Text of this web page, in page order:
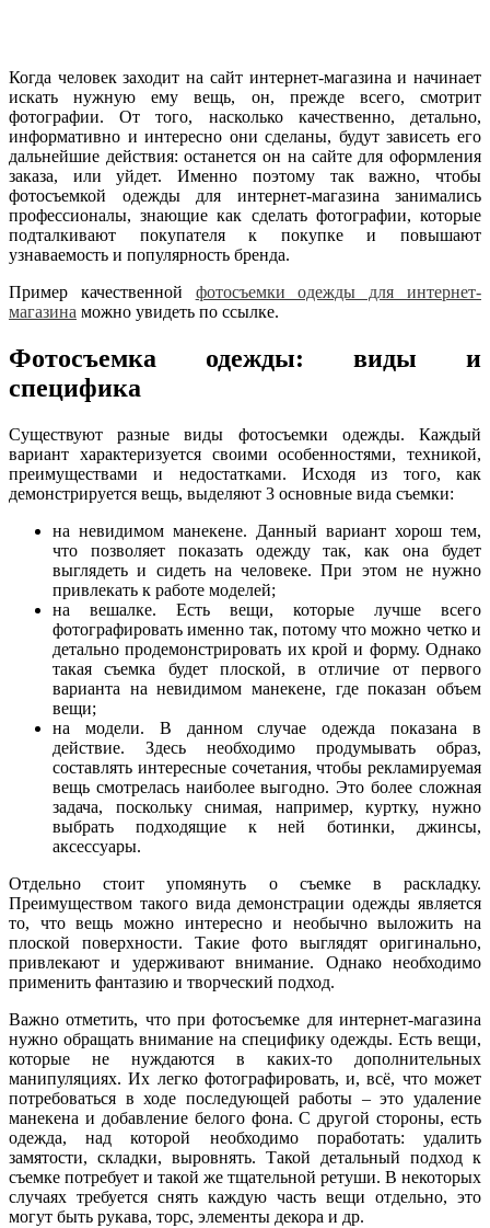
Когда человек заходит на сайт интернет-магазина и начинает
искать нужную ему вещь, он, прежде всего, смотрит
фотографии. От того, насколько качественно, детально,
информативно и интересно они сделаны, будут зависеть его
дальнейшие действия: останется он на сайте для оформления
заказа, или уйдет. Именно поэтому так важно, чтобы
фотосъемкой одежды для интернет-магазина занимались
профессионалы, знающие как сделать фотографии, которые
подталкивают покупателя к покупке и повышают
узнаваемость и популярность бренда.
Пример качественной фотосъемки одежды для интернет-
магазина можно увидеть по ссылке.
Фотосъемка одежды: виды и
специфика
Существуют разные виды фотосъемки одежды. Каждый
вариант характеризуется своими особенностями, техникой,
преимуществами и недостатками. Исходя из того, как
демонстрируется вещь, выделяют 3 основные вида съемки:
на невидимом манекене. Данный вариант хорош тем,
что позволяет показать одежду так, как она будет
выглядеть и сидеть на человеке. При этом не нужно
привлекать к работе моделей;
на вешалке. Есть вещи, которые лучше всего
фотографировать именно так, потому что можно четко и
детально продемонстрировать их крой и форму. Однако
такая съемка будет плоской, в отличие от первого
варианта на невидимом манекене, где показан объем
вещи;
на модели. В данном случае одежда показана в
действие. Здесь необходимо продумывать образ,
составлять интересные сочетания, чтобы рекламируемая
вещь смотрелась наиболее выгодно. Это более сложная
задача, поскольку снимая, например, куртку, нужно
выбрать подходящие к ней ботинки, джинсы,
аксессуары.
Отдельно стоит упомянуть о съемке в раскладку.
Преимуществом такого вида демонстрации одежды является
то, что вещь можно интересно и необычно выложить на
плоской поверхности. Такие фото выглядят оригинально,
привлекают и удерживают внимание. Однако необходимо
применить фантазию и творческий подход.
Важно отметить, что при фотосъемке для интернет-магазина
нужно обращать внимание на специфику одежды. Есть вещи,
которые не нуждаются в каких-то дополнительных
манипуляциях. Их легко фотографировать, и, всё, что может
потребоваться в ходе последующей работы – это удаление
манекена и добавление белого фона. С другой стороны, есть
одежда, над которой необходимо поработать: удалить
замятости, складки, выровнять. Такой детальный подход к
съемке потребует и такой же тщательной ретуши. В некоторых
случаях требуется снять каждую часть вещи отдельно, это
могут быть рукава, торс, элементы декора и др.